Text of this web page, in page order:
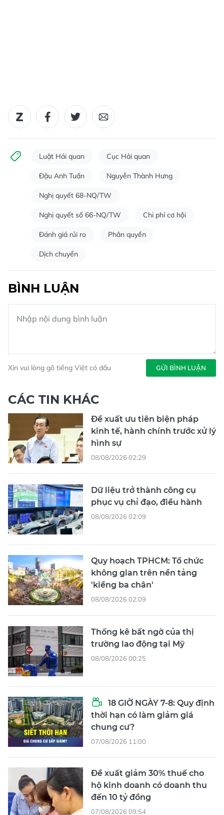
Luật Hải quan Cục Hải quan
Đậu Anh Tuấn Nguyễn Thành Hưng
Nghị quyết 68-NQ/TW
Nghị quyết số 66-NQ/TW Chi phí cơ hội
Đánh giá rủi ro Phân quyền
Dịch chuyển
BÌNH LUẬN
Xin vui lòng gõ tiếng Việt có dấu GỬI BÌNH LUẬN
CÁC TIN KHÁC
Đề xuất ưu tiên biện pháp
kinh tế, hành chính trước xử lý
hình sự
08/08/2026 02:29
Dữ liệu trở thành công cụ
phục vụ chỉ đạo, điều hành
08/08/2026 02:09
Quy hoạch TPHCM: Tổ chức
không gian trên nền tảng
'kiềng ba chân'
08/08/2026 02:09
Thống kê bất ngờ của thị
trường lao động tại Mỹ
08/08/2026 00:25
18 GIỜ NGÀY 7-8: Quy định
thời hạn có làm giảm giá
chung cư?
07/08/2026 11:00
Đề xuất giảm 30% thuế cho
hộ kinh doanh có doanh thu
đến 10 tỷ đồng
07/08/2026 09:54